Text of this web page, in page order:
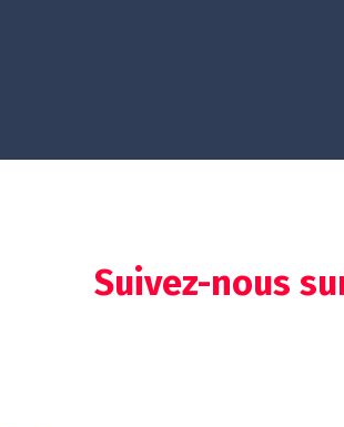
Suivez-nous